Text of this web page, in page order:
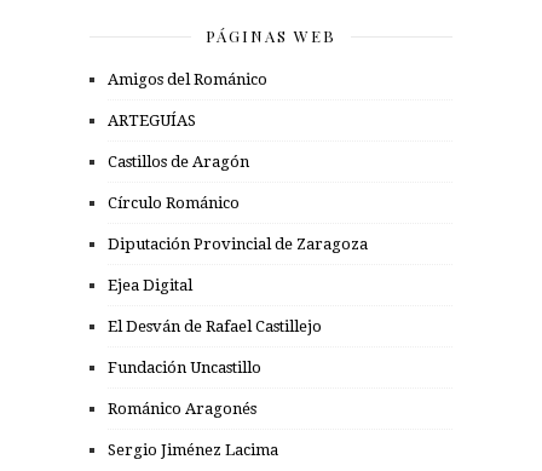
PÁGINAS WEB
Amigos del Románico
ARTEGUÍAS
Castillos de Aragón
Círculo Románico
Diputación Provincial de Zaragoza
Ejea Digital
El Desván de Rafael Castillejo
Fundación Uncastillo
Románico Aragonés
Sergio Jiménez Lacima